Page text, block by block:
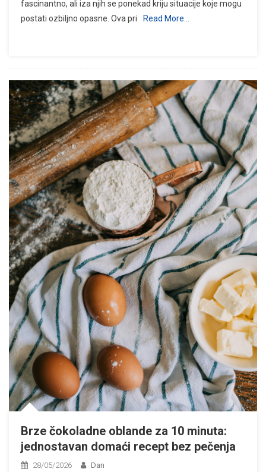
fascinantno, ali iza njih se ponekad kriju situacije koje mogu
postati ozbiljno opasne. Ova pri
Read More…
Brze čokoladne oblande za 10 minuta:
jednostavan domaći recept bez pečenja
28/05/2026 Dan